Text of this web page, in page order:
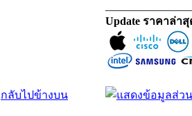
Update ราคาล่า
กลับไปข้างบน